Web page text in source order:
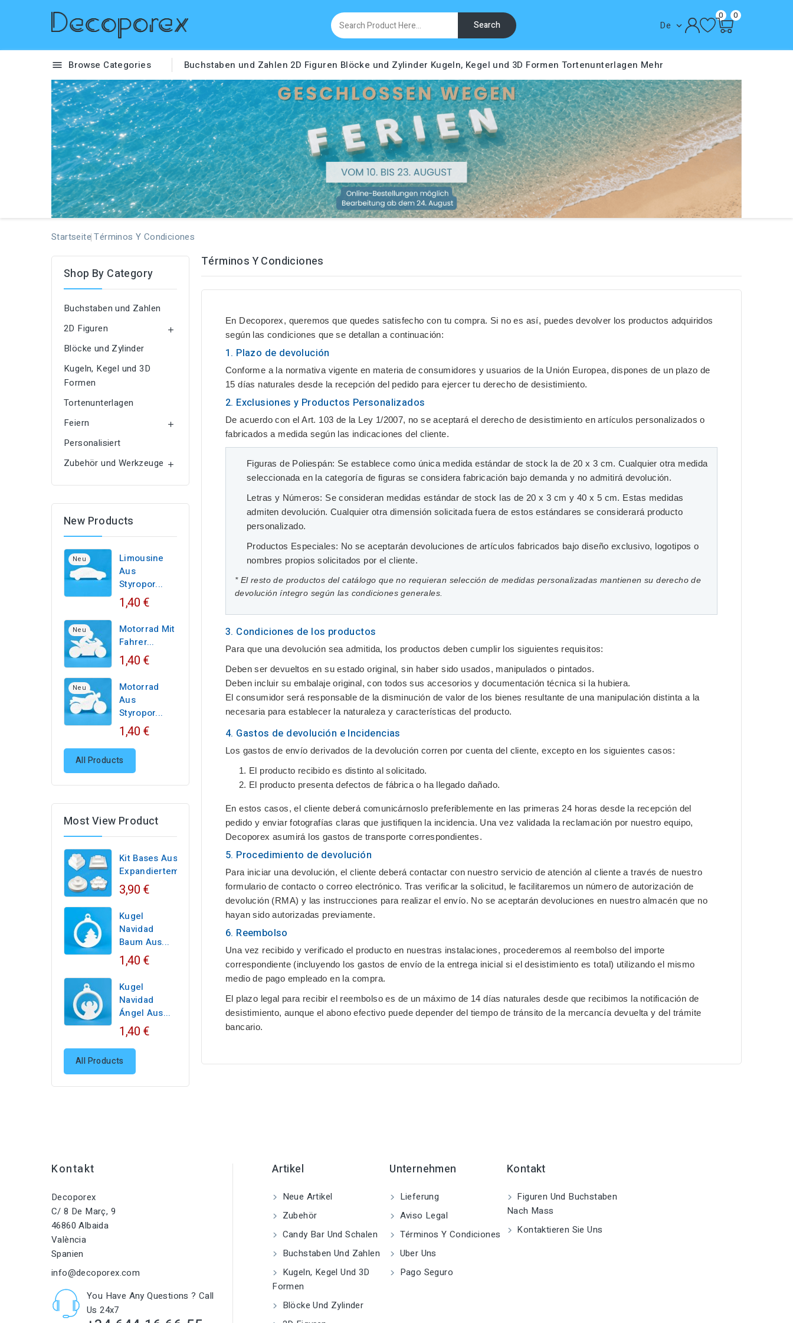
Search De 
0 0
 Browse Categories Buchstaben und Zahlen 2D Figuren Blöcke und Zylinder Kugeln, Kegel und 3D Formen Tortenunterlagen Mehr
Startseite Términos Y Condiciones
Shop By Category
Buchstaben und Zahlen
2D Figuren

Blöcke und Zylinder
Kugeln, Kegel und 3D
Formen
Tortenunterlagen
Feiern

Personalisiert
Zubehör und Werkzeuge 
New Products
Neu
Limousine
Aus
Styropor...
1,40 €
Neu
Motorrad Mit
Fahrer...
1,40 €
Neu
Motorrad
Aus
Styropor...
1,40 €
All Products
Most View Product
Kit Bases Aus
Expandiertem...
3,90 €
Kugel
Navidad
Baum Aus...
1,40 €
Kugel
Navidad
Ángel Aus...
1,40 €
All Products
Términos Y Condiciones
En Decoporex, queremos que quedes satisfecho con tu compra. Si no es así, puedes devolver los productos adquiridos
según las condiciones que se detallan a continuación:
1. Plazo de devolución
Conforme a la normativa vigente en materia de consumidores y usuarios de la Unión Europea, dispones de un plazo de
15 días naturales desde la recepción del pedido para ejercer tu derecho de desistimiento.
2. Exclusiones y Productos Personalizados
De acuerdo con el Art. 103 de la Ley 1/2007, no se aceptará el derecho de desistimiento en artículos personalizados o
fabricados a medida según las indicaciones del cliente.
Figuras de Poliespán: Se establece como única medida estándar de stock la de 20 x 3 cm. Cualquier otra medida
seleccionada en la categoría de figuras se considera fabricación bajo demanda y no admitirá devolución.
Letras y Números: Se consideran medidas estándar de stock las de 20 x 3 cm y 40 x 5 cm. Estas medidas
admiten devolución. Cualquier otra dimensión solicitada fuera de estos estándares se considerará producto
personalizado.
Productos Especiales: No se aceptarán devoluciones de artículos fabricados bajo diseño exclusivo, logotipos o
nombres propios solicitados por el cliente.
* El resto de productos del catálogo que no requieran selección de medidas personalizadas mantienen su derecho de
devolución íntegro según las condiciones generales.
3. Condiciones de los productos
Para que una devolución sea admitida, los productos deben cumplir los siguientes requisitos:
Deben ser devueltos en su estado original, sin haber sido usados, manipulados o pintados.
Deben incluir su embalaje original, con todos sus accesorios y documentación técnica si la hubiera.
El consumidor será responsable de la disminución de valor de los bienes resultante de una manipulación distinta a la
necesaria para establecer la naturaleza y características del producto.
4. Gastos de devolución e Incidencias
Los gastos de envío derivados de la devolución corren por cuenta del cliente, excepto en los siguientes casos:
El producto recibido es distinto al solicitado.
El producto presenta defectos de fábrica o ha llegado dañado.
En estos casos, el cliente deberá comunicárnoslo preferiblemente en las primeras 24 horas desde la recepción del
pedido y enviar fotografías claras que justifiquen la incidencia. Una vez validada la reclamación por nuestro equipo,
Decoporex asumirá los gastos de transporte correspondientes.
5. Procedimiento de devolución
Para iniciar una devolución, el cliente deberá contactar con nuestro servicio de atención al cliente a través de nuestro
formulario de contacto o correo electrónico. Tras verificar la solicitud, le facilitaremos un número de autorización de
devolución (RMA) y las instrucciones para realizar el envío. No se aceptarán devoluciones en nuestro almacén que no
hayan sido autorizadas previamente.
6. Reembolso
Una vez recibido y verificado el producto en nuestras instalaciones, procederemos al reembolso del importe
correspondiente (incluyendo los gastos de envío de la entrega inicial si el desistimiento es total) utilizando el mismo
medio de pago empleado en la compra.
El plazo legal para recibir el reembolso es de un máximo de 14 días naturales desde que recibimos la notificación de
desistimiento, aunque el abono efectivo puede depender del tiempo de tránsito de la mercancía devuelta y del trámite
bancario.
Kontakt
Decoporex
C/ 8 De Març, 9
46860 Albaida
València
Spanien
info@decoporex.com
You Have Any Questions ? Call
Us 24x7
Artikel
Neue Artikel
Zubehör
Candy Bar Und Schalen
Buchstaben Und Zahlen
Kugeln, Kegel Und 3D
Formen
Blöcke Und Zylinder
Unternehmen
Lieferung
Aviso Legal
Términos Y Condiciones
Uber Uns
Pago Seguro
Kontakt
Figuren Und Buchstaben
Nach Mass
Kontaktieren Sie Uns